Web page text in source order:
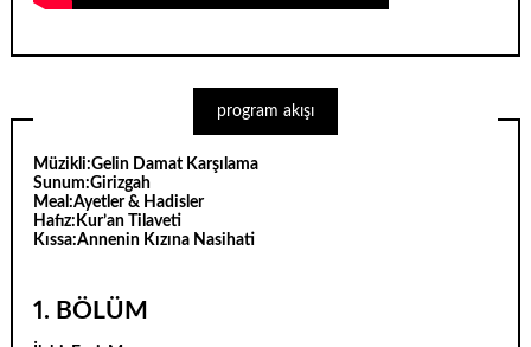
program akışı
Müzikli:Gelin Damat Karşılama
Sunum:Girizgah
Meal:Ayetler & Hadisler
Hafız: Kur’an Tilaveti
Kıssa:Annenin Kızına Nasihati
1. BÖLÜM